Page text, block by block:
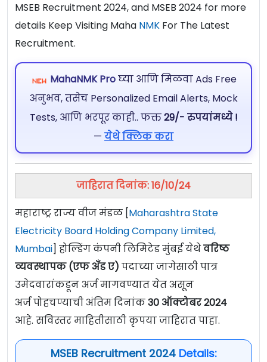
MSEB Recruitment 2024, and MSEB 2024 for more
details Keep Visiting Maha NMK For The Latest
Recruitment.
MahaNMK Proघ्या आणि मिळवा Ads Free
अनुभव, तसेच Personalized Email Alerts, Mock
Tests, आणि भरपूर काही.. फक्त29/- रुपयांमध्ये !
— येथे क्लिक करा
जाहिरात दिनांक: 16/10/24
महाराष्ट्र राज्य वीज मंडळ [Maharashtra State
Electricity Board Holding Company Limited,
Mumbai] होल्डिंग कंपनी लिमिटेड मुंबई येथेवरिष्ठ
व्यवस्थापक (एफ अँड ए) पदाच्या जागेसाठी पात्र
उमेदवारांकडून अर्ज मागवण्यात येत असून
अर्ज पोहचण्याची अंतिम दिनांक30 ऑक्टोबर2024
आहे. सविस्तर माहितीसाठी कृपया जाहिरात पाहा.
MSEB Recruitment 2024Details: